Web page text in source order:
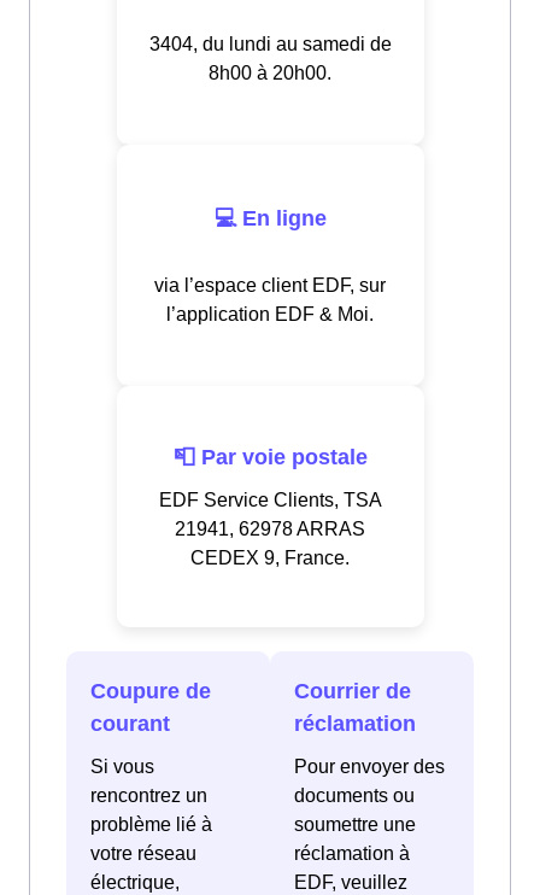
3404, du lundi au samedi de
8h00 à 20h00.
💻 En ligne
via l’espace client EDF, sur
l’application EDF & Moi.
📮 Par voie postale
EDF Service Clients, TSA
21941, 62978 ARRAS
CEDEX 9, France.
Coupure de
courant
Si vous
rencontrez un
problème lié à
votre réseau
électrique,
Courrier de
réclamation
Pour envoyer des
documents ou
soumettre une
réclamation à
EDF, veuillez